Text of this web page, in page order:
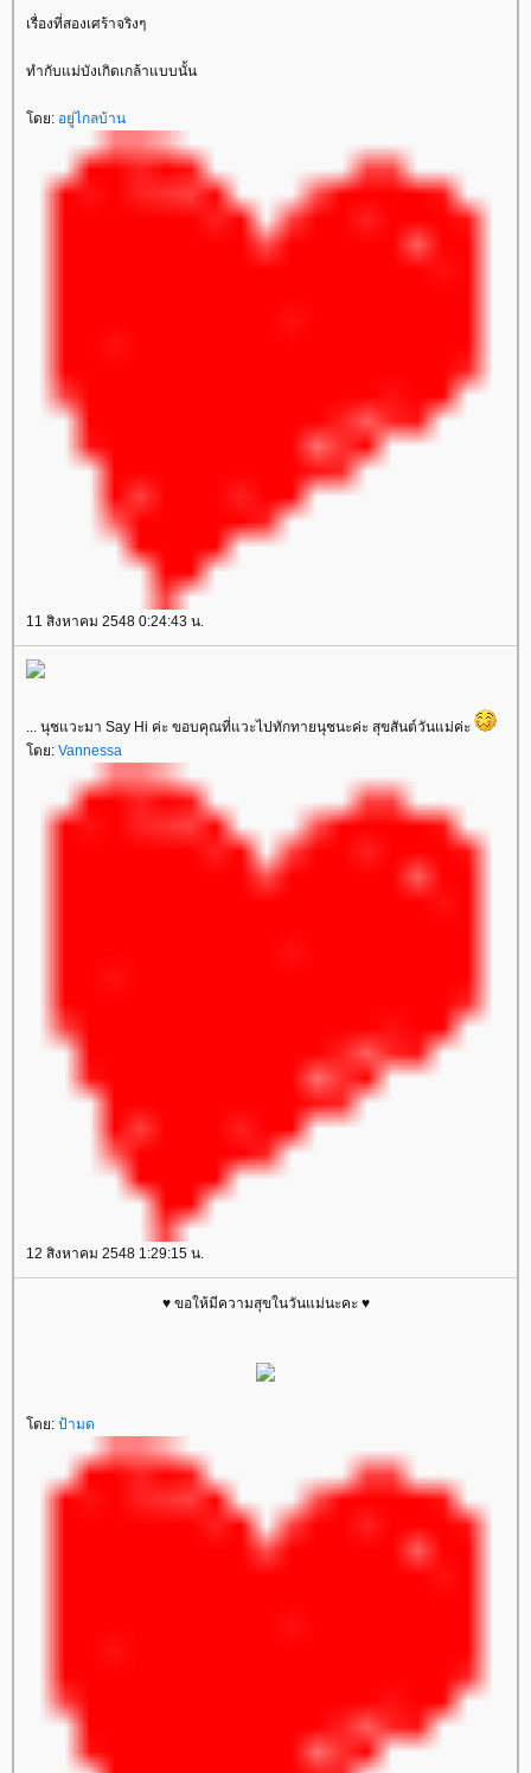
เรื่องที่สองเศร้าจริงๆ
ทำกับแม่บังเกิดเกล้าแบบนั้น
ดย: อยู่ไกลบ้าน
11 สิงหาคม 2548 0:24:43 น.
... นุชแวะมา Say Hi ค่ะ ขอบคุณที่แวะไปทักทายนุชนะค่ะ สุขสันต์วันแม่ค่ะ
ดย: Vannessa
12 สิงหาคม 2548 1:29:15 น.
♥ ขอให้มีความสุขในวันแม่นะคะ ♥
ดย: ป้ามด